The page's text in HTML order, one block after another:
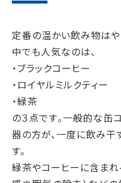
定番の温かい飲み物はや
中でも人気なのは、
・ブラックコーヒー
・ロイヤルミルクティー
・緑茶
の３点です。一般的な缶
器の方が、一度に飲み
す。
緑茶やコーヒーに含まれ